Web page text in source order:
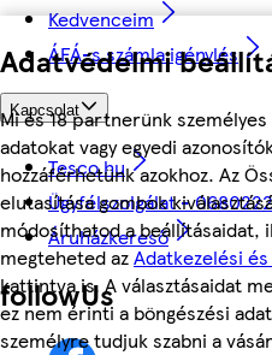
Adatvédelmi
Mi és 18 partnerünk
adatokat vagy egyedi
hozzáférhetünk azokhoz. Az
elutasítása gombok
módosíthatod a beállításaidat,
megteheted azAdatkezelési
kattintva is. A választásaidat
ez nem érinti a böngészési
személyre tudjuk szabni a
Kedvenceim
ÁFÁ-s számla igénylés
Kapcsolat
Tesco.hu
Ügyfélszolgálat -
Áruházkereső
followUs